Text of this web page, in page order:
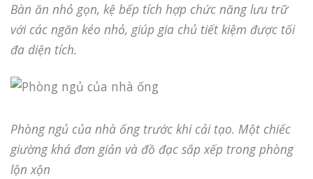
Bàn ăn nhỏ gọn, kệ bếp tích hợp chức năng lưu trữ
với các ngăn kéo nhỏ, giúp gia chủ tiết kiệm được tối
đa diện tích.
Phòng ngủ của nhà ống trước khi cải tạo. Một chiếc
giường khá đơn giản và đồ đạc sắp xếp trong phòng
lộn xộn